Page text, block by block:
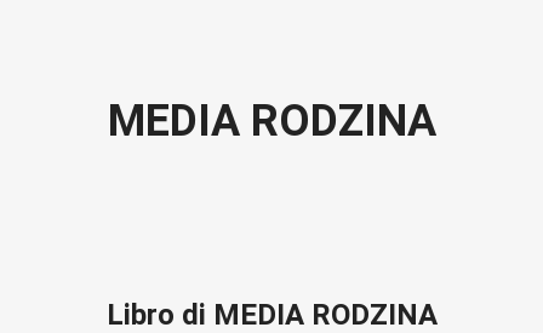
MEDIA RODZINA
Libro di MEDIA RODZINA